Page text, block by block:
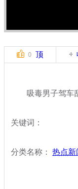
0 顶
吸毒男子驾车乱
关键词：
分类名称： 热点新